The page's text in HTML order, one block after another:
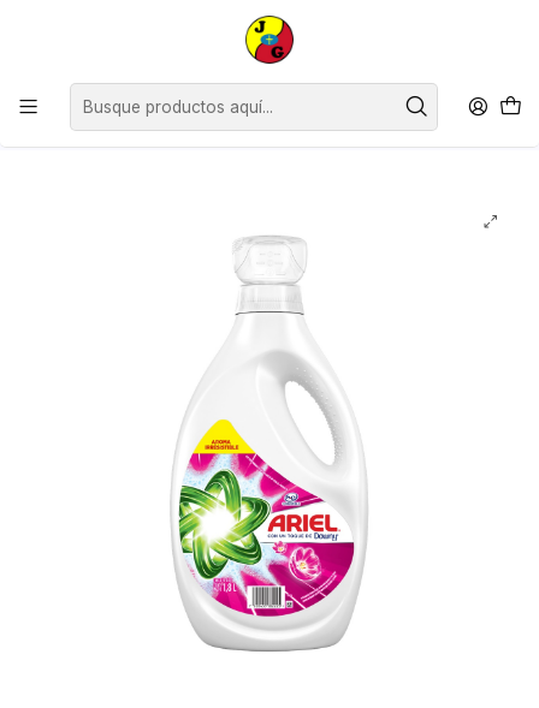
Estimados Clientes, desde el lunes 13 de julio y hasta el viernes 24 de
julio inclusive, no contaremos con horario continuado, siendo nuestro
horario de atención de 09:00 a 12:30 y de 14:30 a 18:00
hrs.Agradecemos su comprensión.
Inicio Limpieza Limpieza de Ropa Detergente Líquido
Detergente Ariel Líquido con Suavizante ( 1.8 LT )